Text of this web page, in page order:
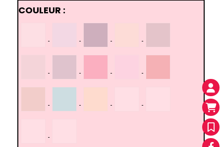
COULEUR :